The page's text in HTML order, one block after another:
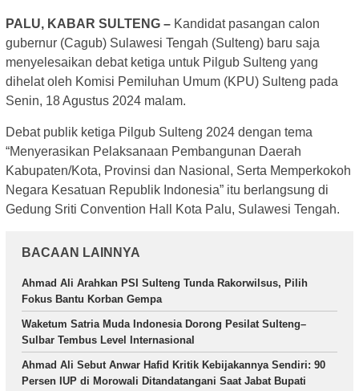
PALU, KABAR SULTENG – Kandidat pasangan calon
gubernur (Cagub) Sulawesi Tengah (Sulteng) baru saja
menyelesaikan debat ketiga untuk Pilgub Sulteng yang
dihelat oleh Komisi Pemiluhan Umum (KPU) Sulteng pada
Senin, 18 Agustus 2024 malam.
Debat publik ketiga Pilgub Sulteng 2024 dengan tema
“Menyerasikan Pelaksanaan Pembangunan Daerah
Kabupaten/Kota, Provinsi dan Nasional, Serta Memperkokoh
Negara Kesatuan Republik Indonesia” itu berlangsung di
Gedung Sriti Convention Hall Kota Palu, Sulawesi Tengah.
BACAAN LAINNYA
Ahmad Ali Arahkan PSI Sulteng Tunda Rakorwilsus, Pilih
Fokus Bantu Korban Gempa
Waketum Satria Muda Indonesia Dorong Pesilat Sulteng–
Sulbar Tembus Level Internasional
Ahmad Ali Sebut Anwar Hafid Kritik Kebijakannya Sendiri: 90
Persen IUP di Morowali Ditandatangani Saat Jabat Bupati